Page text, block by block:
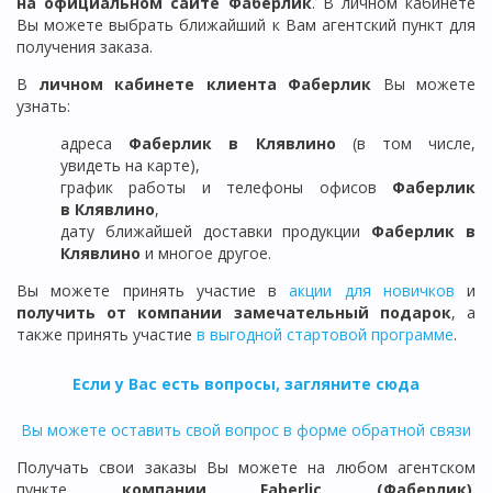
Вы можете выбрать ближайший к Вам агентский пункт для
получения заказа.
В личном кабинете клиента Фаберлик Вы можете
узнать:
адреса Фаберлик в Клявлино (в том числе,
увидеть на карте),
график работы и телефоны офисов Фаберлик
в Клявлино,
дату ближайшей доставки продукции Фаберлик в
Клявлино и многое другое.
Вы можете принять участие вакции для новичков и
получить от компании замечательный подарок, а
также принять участие в выгодной стартовой программе.
Если у Вас есть вопросы, загляните сюда
Вы можете оставить свой вопрос в форме обратной связи
Получать свои заказы Вы можете на любом агентском